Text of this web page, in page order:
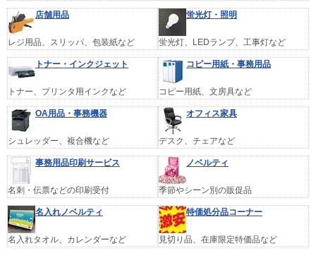
店舗用品
レジ用品、スリッパ、包装紙など
蛍光灯・照明
蛍光灯、LEDランプ、工事灯など
トナー・インクジェット
トナー、プリンタ用インクなど
コピー用紙・事務用品
コピー用紙、文房具など
OA用品・事務機器
シュレッダー、複合機など
オフィス家具
デスク、チェアなど
事務用品印刷サービス
名刺・伝票などの印刷受付
ノベルティ
季節やシーン別の販促品
名入れノベルティ
名入れタオル、カレンダーなど
特価処分品コーナー
見切り品、在庫限定特価品など